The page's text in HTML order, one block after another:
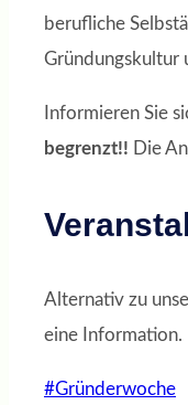
berufliche
Gründungskultur
Informieren Sie
begrenzt!! Die
Alternativ zu
eine Information.
Schlagworte:
#Gründerwoche